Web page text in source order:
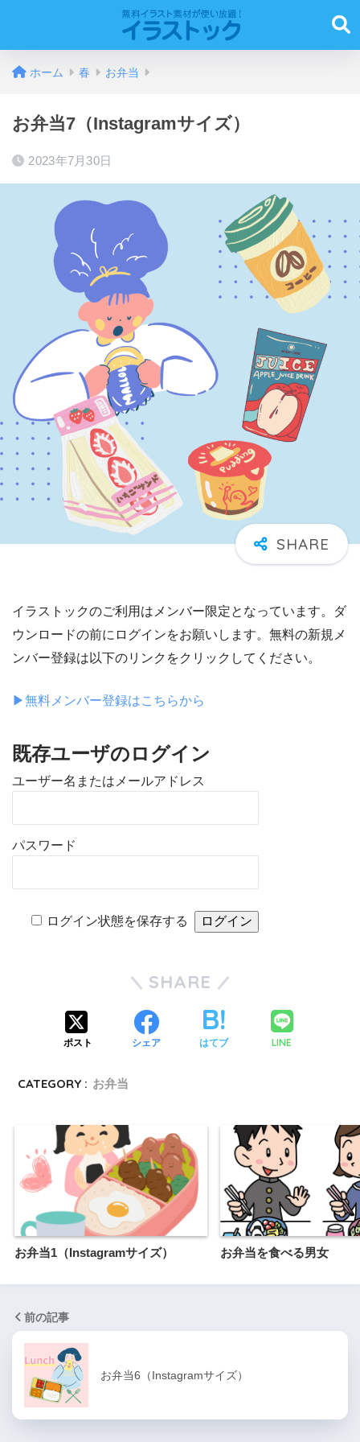
ホーム 春 お弁当
お弁当7（Instagramサイズ）
2023年7月30日
イラストックのご利用はメンバー限定となっています。ダ
ウンロードの前にログインをお願いします。無料の新規メ
ンバー登録は以下のリンクをクリックしてください。
▶︎無料メンバー登録はこちらから
既存ユーザのログイン
ユーザー名またはメールアドレス
パスワード
ログイン状態を保存する
SHARE
ポスト シェア はてブ LINE
CATEGORY : お弁当
お弁当1（Instagramサイズ） お弁当を食べる男女
前の記事
お弁当6（Instagramサイズ）